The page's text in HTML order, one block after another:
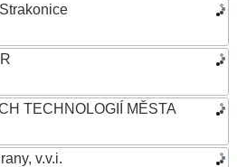
TECHNOLOGIÍ MĚSTA
v.v.i.